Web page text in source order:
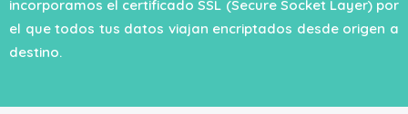
incorporamos el certificado SSL (Secure Socket Layer) por
el que todos tus datos viajan encriptados desde origen a
destino.